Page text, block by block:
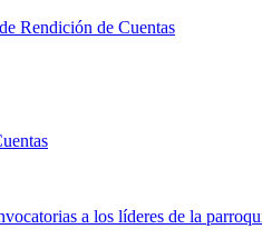
Rendición de Cuentas
a los líderes de la